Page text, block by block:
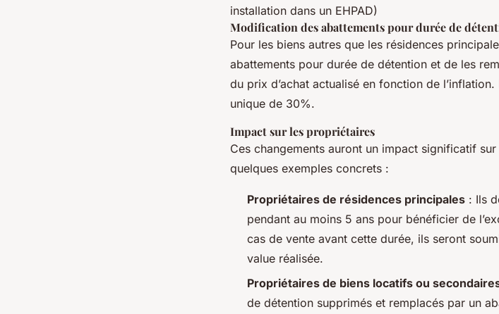
installation dans un EHPAD)
Modification des abattements pour durée de
Pour les biens autres que les résidences
abattements pour durée de détention et de les
du prix d’achat actualisé en fonction de
unique de 30%.
Impact sur les propriétaires
Ces changements auront un impact significatif
quelques exemples concrets :
Propriétaires de résidences principales : Ils
pendant au moins 5 ans pour bénéficier de
cas de vente avant cette durée, ils seront
value réalisée.
Propriétaires de biens locatifs ou
de détention supprimés et remplacés par un